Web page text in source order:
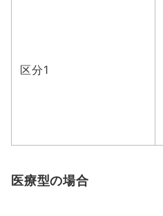
区分1
医療型の場合